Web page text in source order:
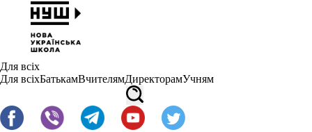
Для всіх
Для всіхБатькамВчителямДиректорамУчням